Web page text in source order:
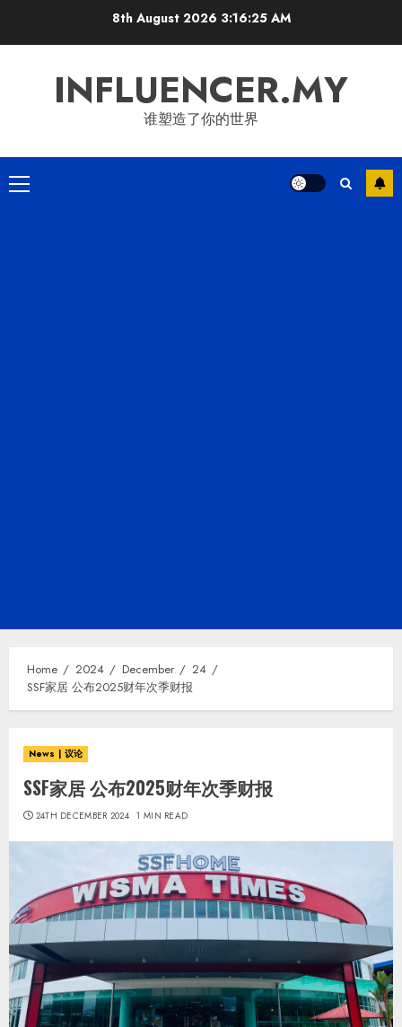
8th August 2026 3:16:26 AM
INFLUENCER.MY
谁塑造了你的世界
Primary
Home 2024 December
24
SSF家居 公布2025财年次季财报
News | 议论
SSF家居 公布2025财年次季财报
24TH DECEMBER 2024 1 MIN READ